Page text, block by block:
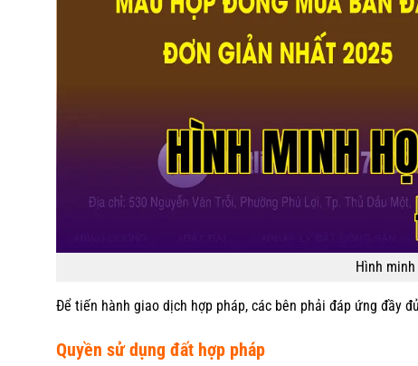
Hình
Để tiến hành giao dịch hợp pháp, các bên phải đáp ứng đầy
Quyền sử dụng đất hợp pháp